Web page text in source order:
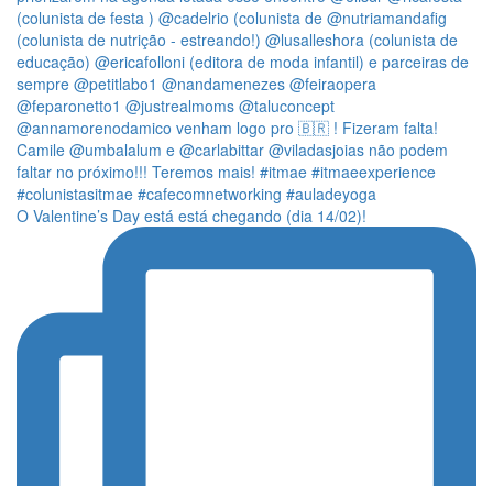
O Valentine’s Day está está chegando (dia 14/02)!